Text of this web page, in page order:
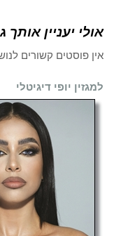
יעניין אותך גם
פוסטים קשורים לנושא.
יופי דיגיטלי